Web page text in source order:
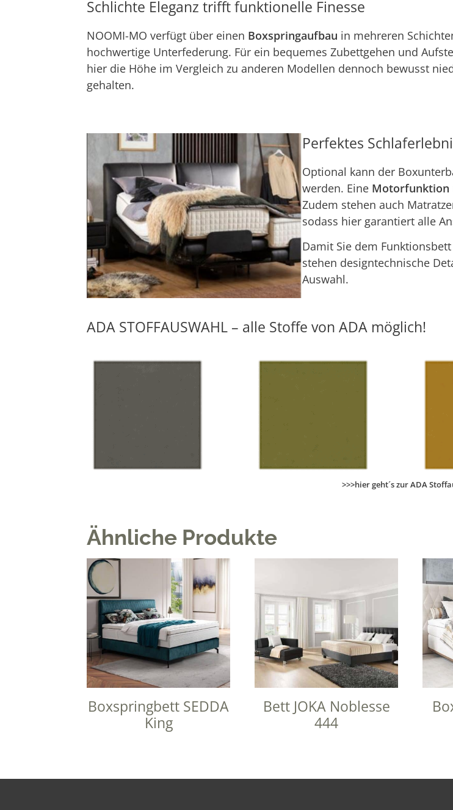
Schlichte Eleganz trifft funktionelle Finesse
NOOMI-MO verfügt über einen Boxspringaufbau in mehreren
hochwertige Unterfederung. Für ein bequemes Zubettgehen und
hier die Höhe im Vergleich zu anderen Modellen dennoch bewusst
gehalten.
Perfektes
Optional kann der
werden. Eine Motorfunktion
Zudem stehen auch
sodass hier garantiert alle
Damit Sie dem
stehen designtechnische
Auswahl.
ADA STOFFAUSWAHL – alle Stoffe von ADA möglich!
>>>hier geht´s zur ADA
Ähnliche Produkte
Boxspringbett SEDDA
King
Bett JOKA Noblesse
444